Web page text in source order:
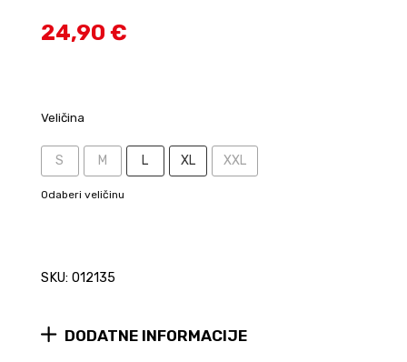
24,90 €
Veličina
S M L XL XXL
Odaberi veličinu
SKU: 012135
DODATNE INFORMACIJE